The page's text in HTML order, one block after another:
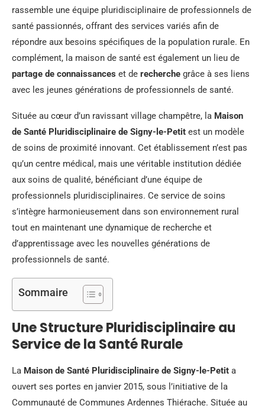
rassemble une équipe pluridisciplinaire de professionnels de
santé passionnés, offrant des services variés afin de
répondre aux besoins spécifiques de la population rurale. En
complément, la maison de santé est également un lieu de
partage de connaissances et de recherche grâce à ses liens
avec les jeunes générations de professionnels de santé.
Située au cœur d’un ravissant village champêtre, la Maison
de Santé Pluridisciplinaire de Signy-le-Petit est un modèle
de soins de proximité innovant. Cet établissement n’est pas
qu’un centre médical, mais une véritable institution dédiée
aux soins de qualité, bénéficiant d’une équipe de
professionnels pluridisciplinaires. Ce service de soins
s’intègre harmonieusement dans son environnement rural
tout en maintenant une dynamique de recherche et
d’apprentissage avec les nouvelles générations de
professionnels de santé.
Sommaire
Une Structure Pluridisciplinaire au
Service de la Santé Rurale
La Maison de Santé Pluridisciplinaire de Signy-le-Petit a
ouvert ses portes en janvier 2015, sous l’initiative de la
Communauté de Communes Ardennes Thiérache. Située au